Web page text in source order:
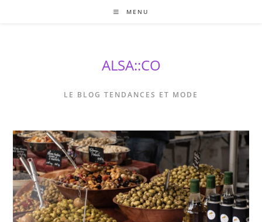
MENU
ALSA::CO
LE BLOG TENDANCES ET MODE